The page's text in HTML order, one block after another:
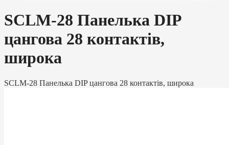
SCLM-28 Панелька DIP
цангова 28 контактів,
широка
SCLM-28 Панелька DIP цангова 28 контактів, широка